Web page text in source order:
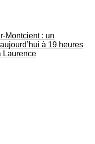
: un
à 19 heures
Laurence